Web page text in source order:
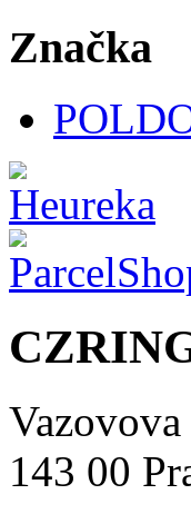
Značka
143 00